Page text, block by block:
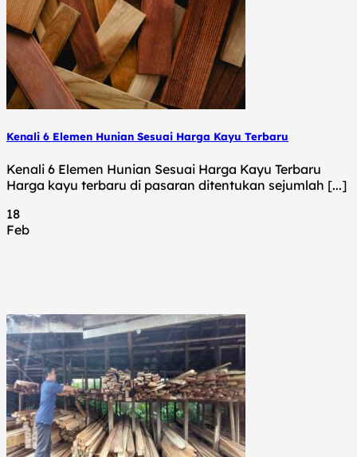
Kenali 6 Elemen Hunian Sesuai Harga Kayu Terbaru
Kenali 6 Elemen Hunian Sesuai Harga Kayu Terbaru
Harga kayu terbaru di pasaran ditentukan sejumlah [...]
18
Feb